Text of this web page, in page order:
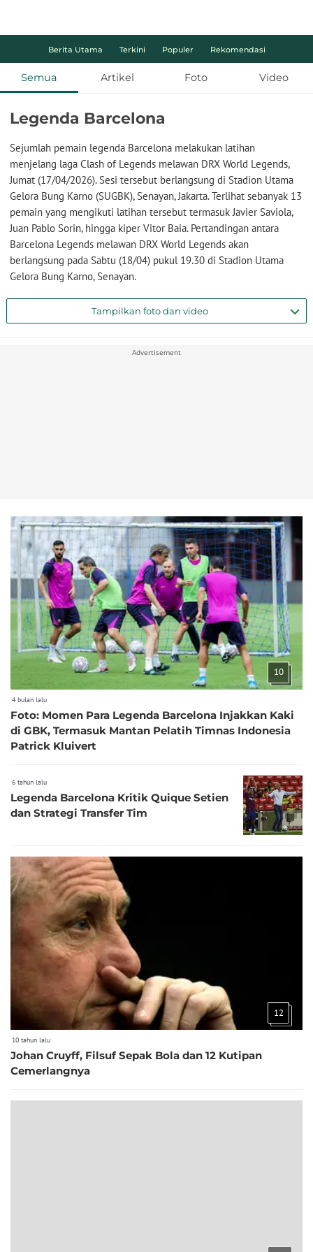
Berita Utama Terkini Populer Rekomendasi
Semua Artikel Foto Video
Legenda Barcelona
Sejumlah pemain legenda Barcelona melakukan latihan
menjelang laga Clash of Legends melawan DRX World Legends,
Jumat (17/04/2026). Sesi tersebut berlangsung di Stadion Utama
Gelora Bung Karno (SUGBK), Senayan, Jakarta. Terlihat sebanyak 13
pemain yang mengikuti latihan tersebut termasuk Javier Saviola,
Juan Pablo Sorin, hingga kiper Vitor Baia. Pertandingan antara
Barcelona Legends melawan DRX World Legends akan
berlangsung pada Sabtu (18/04) pukul 19.30 di Stadion Utama
Gelora Bung Karno, Senayan.
Tampilkan foto dan video
Advertisement
10
4 bulan lalu
Foto: Momen Para Legenda Barcelona Injakkan Kaki
di GBK, Termasuk Mantan Pelatih Timnas Indonesia
Patrick Kluivert
6 tahun lalu
Legenda Barcelona Kritik Quique Setien
dan Strategi Transfer Tim
12
10 tahun lalu
Johan Cruyff, Filsuf Sepak Bola dan 12 Kutipan
Cemerlangnya